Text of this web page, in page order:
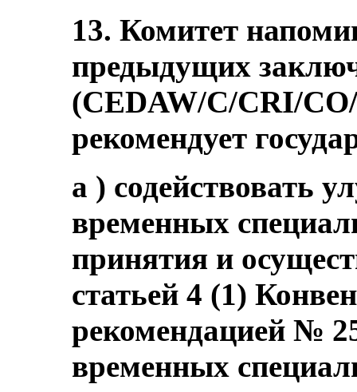
13. Комитет
предыдущих
(CEDAW/C/CRI/
рекомендует
a ) содействовать
временных
принятия и
статьей 4 (1)
рекомендацией №
временных